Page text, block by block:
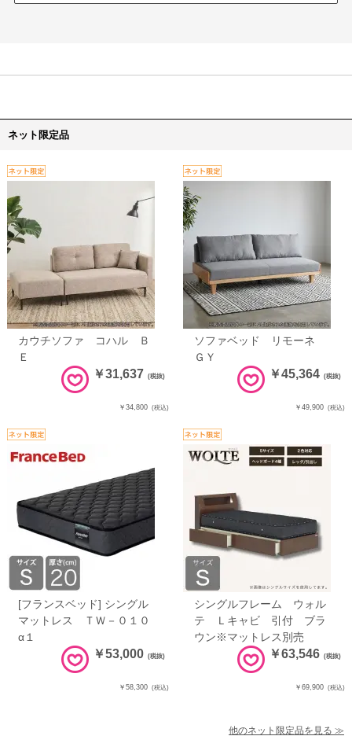
ネット限定品
カウチソファ コハル Ｂ
Ｅ
￥31,637 (税抜)
￥34,800 (税込)
ソファベッド リモーネ
ＧＹ
￥45,364 (税抜)
￥49,900 (税込)
[フランスベッド] シングル
マットレス ＴＷ－０１０
α１
￥53,000 (税抜)
￥58,300 (税込)
シングルフレーム ウォル
テ Ｌキャビ 引付 ブラ
ウン※マットレス別売
￥63,546 (税抜)
￥69,900 (税込)
他のネット限定品を見る ≫